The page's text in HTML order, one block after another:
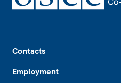
Contacts
Employment